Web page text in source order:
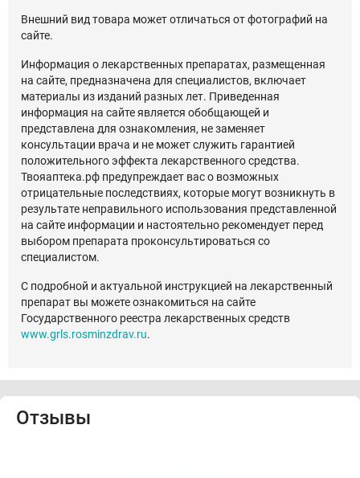
Внешний вид товара может отличаться от фотографий на
сайте.
Информация о лекарственных препаратах, размещенная
на сайте, предназначена для специалистов, включает
материалы из изданий разных лет. Приведенная
информация на сайте является обобщающей и
представлена для ознакомления, не заменяет
консультации врача и не может служить гарантией
положительного эффекта лекарственного средства.
Твояаптека.рф предупреждает вас о возможных
отрицательные последствиях, которые могут возникнуть в
результате неправильного использования представленной
на сайте информации и настоятельно рекомендует перед
выбором препарата проконсультироваться со
специалистом.
С подробной и актуальной инструкцией на лекарственный
препарат вы можете ознакомиться на сайте
Государственного реестра лекарственных средств
www.grls.rosminzdrav.ru.
Отзывы